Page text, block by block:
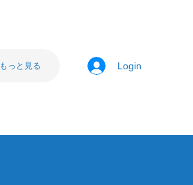
もっと見る Login